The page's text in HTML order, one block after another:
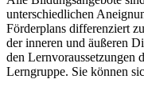
unterschiedlichen
Förderplans differenziert
der inneren und äußeren
den Lernvoraussetzungen
Lerngruppe. Sie können